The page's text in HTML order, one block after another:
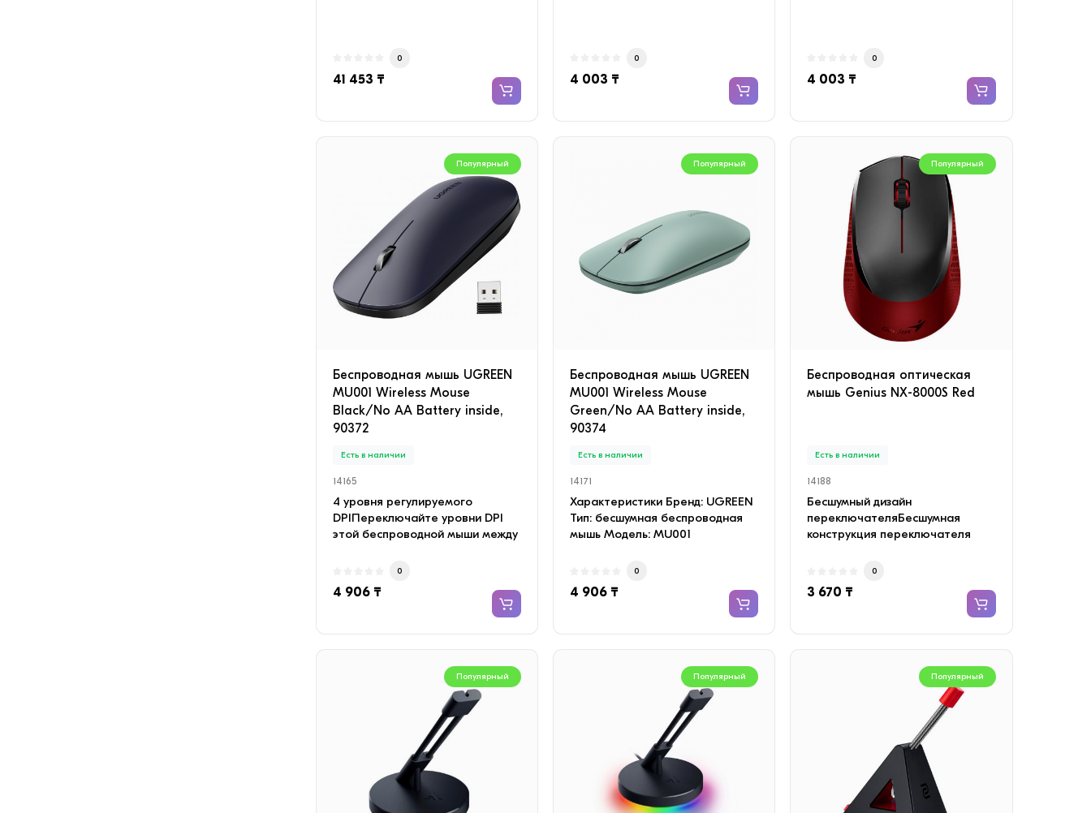
0
41 453 ₸
0
4 003 ₸
0
4 003 ₸
Популярный
Беспроводная мышь UGREEN
MU001 Wireless Mouse
Black/No AA Battery inside,
90372
Есть в наличии
14165
4 уровня регулируемого
DPIПереключайте уровни DPI
этой беспроводной мыши между
0
4 906 ₸
Популярный
Беспроводная мышь UGREEN
MU001 Wireless Mouse
Green/No AA Battery inside,
90374
Есть в наличии
14171
Характеристики Бренд: UGREEN
Тип: бесшумная беспроводная
мышь Модель: MU001
0
4 906 ₸
Популярный
Беспроводная оптическая
мышь Genius NX-8000S Red
Есть в наличии
14188
Бесшумный дизайн
переключателяБесшумная
конструкция переключателя
0
3 670 ₸
Популярный Популярный Популярный